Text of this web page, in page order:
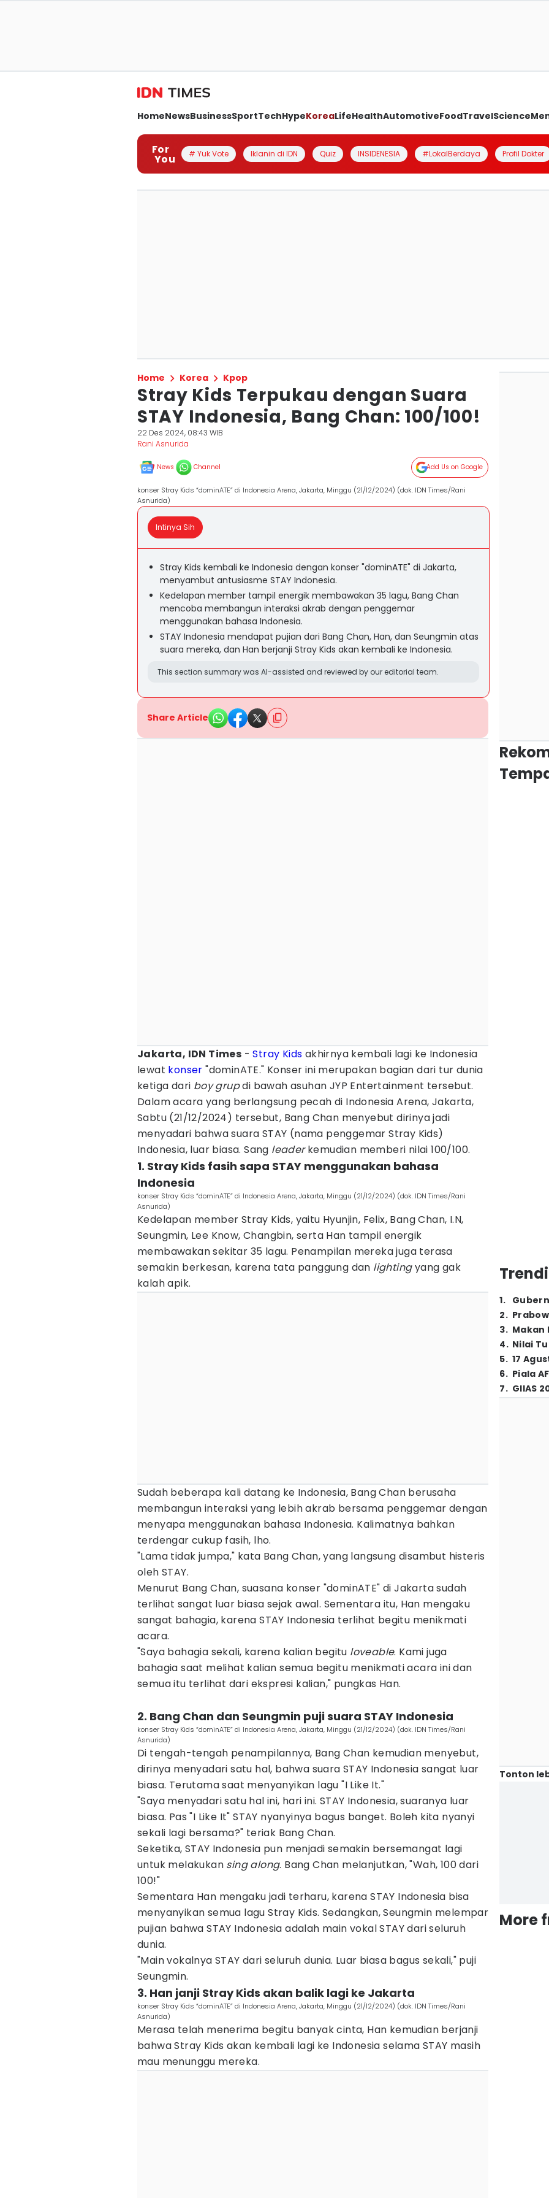
HomeNewsBusinessSportTechHypeKoreaLifeHealthAutomotiveFoodTravelScience
For
You # Yuk Vote Iklanin di IDN Quiz INSIDENESIA #LokalBerdaya Profil Dokter
Home Korea Kpop
Stray Kids Terpukau dengan Suara
STAY Indonesia, Bang Chan: 100/100!
22 Des 2024, 08:43 WIB
Rani Asnurida
News Channel Add Us on Google
konser Stray Kids “dominATE” di Indonesia Arena, Jakarta, Minggu (21/12/2024) (dok. IDN Times/Rani
Asnurida)
Intinya Sih
Stray Kids kembali ke Indonesia dengan konser "dominATE" di Jakarta,
menyambut antusiasme STAY Indonesia.
Kedelapan member tampil energik membawakan 35 lagu, Bang Chan
mencoba membangun interaksi akrab dengan penggemar
menggunakan bahasa Indonesia.
STAY Indonesia mendapat pujian dari Bang Chan, Han, dan Seungmin atas
suara mereka, dan Han berjanji Stray Kids akan kembali ke Indonesia.
This section summary was AI-assisted and reviewed by our editorial team.
Share Article
Jakarta, IDN Times -Stray Kids akhirnya kembali lagi ke Indonesia
lewat konser "dominATE." Konser ini merupakan bagian dari tur dunia
ketiga dari boy grupdi bawah asuhan JYP Entertainment tersebut.
Dalam acara yang berlangsung pecah di Indonesia Arena, Jakarta,
Sabtu (21/12/2024) tersebut, Bang Chan menyebut dirinya jadi
menyadari bahwa suara STAY (nama penggemar Stray Kids)
Indonesia, luar biasa. Sang leaderkemudian memberi nilai 100/100.
1. Stray Kids fasih sapa STAY menggunakan bahasa
Indonesia
konser Stray Kids “dominATE” di Indonesia Arena, Jakarta, Minggu (21/12/2024) (dok. IDN Times/Rani
Asnurida)
Kedelapan member Stray Kids, yaitu Hyunjin, Felix, Bang Chan, I.N,
Seungmin, Lee Know, Changbin, serta Han tampil energik
membawakan sekitar 35 lagu. Penampilan mereka juga terasa
semakin berkesan, karena tata panggung dan lightingyang gak
kalah apik.
Sudah beberapa kali datang ke Indonesia, Bang Chan berusaha
membangun interaksi yang lebih akrab bersama penggemar dengan
menyapa menggunakan bahasa Indonesia. Kalimatnya bahkan
terdengar cukup fasih, lho.
"Lama tidak jumpa," kata Bang Chan, yang langsung disambut histeris
oleh STAY.
Menurut Bang Chan, suasana konser "dominATE" di Jakarta sudah
terlihat sangat luar biasa sejak awal. Sementara itu, Han mengaku
sangat bahagia, karena STAY Indonesia terlihat begitu menikmati
acara.
"Saya bahagia sekali, karena kalian begitu loveable. Kami juga
bahagia saat melihat kalian semua begitu menikmati acara ini dan
semua itu terlihat dari ekspresi kalian," pungkas Han.
2. Bang Chan dan Seungmin puji suara STAY Indonesia
konser Stray Kids “dominATE” di Indonesia Arena, Jakarta, Minggu (21/12/2024) (dok. IDN Times/Rani
Asnurida)
Di tengah-tengah penampilannya, Bang Chan kemudian menyebut,
dirinya menyadari satu hal, bahwa suara STAY Indonesia sangat luar
biasa. Terutama saat menyanyikan lagu "I Like It."
"Saya menyadari satu hal ini, hari ini. STAY Indonesia, suaranya luar
biasa. Pas "I Like It" STAY nyanyinya bagus banget. Boleh kita nyanyi
sekali lagi bersama?" teriak Bang Chan.
Seketika, STAY Indonesia pun menjadi semakin bersemangat lagi
untuk melakukan sing along. Bang Chan melanjutkan, "Wah, 100 dari
100!"
Sementara Han mengaku jadi terharu, karena STAY Indonesia bisa
menyanyikan semua lagu Stray Kids. Sedangkan, Seungmin melempar
pujian bahwa STAY Indonesia adalah main vokal STAY dari seluruh
dunia.
"Main vokalnya STAY dari seluruh dunia. Luar biasa bagus sekali," puji
Seungmin.
3. Han janji Stray Kids akan balik lagi ke Jakarta
konser Stray Kids “dominATE” di Indonesia Arena, Jakarta, Minggu (21/12/2024) (dok. IDN Times/Rani
Asnurida)
Merasa telah menerima begitu banyak cinta, Han kemudian berjanji
bahwa Stray Kids akan kembali lagi ke Indonesia selama STAY masih
mau menunggu mereka.
1.
2.
3. Makan
4. Nilai
5. 17
6. Piala
7. GIIAS
Tonton
More